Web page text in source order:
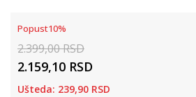
Popust10%
2.399,00RSD
2.159,10 RSD
Ušteda: 239,90 RSD